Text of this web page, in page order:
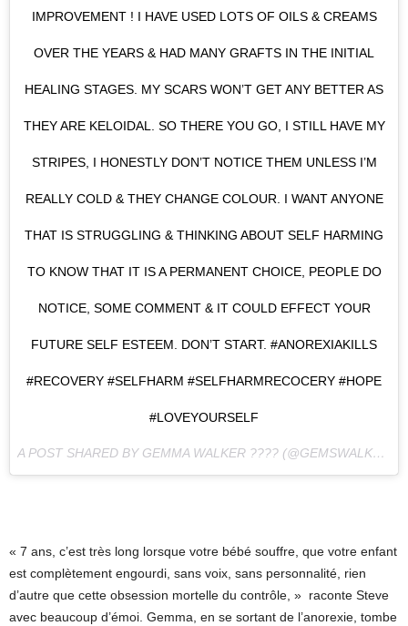
IMPROVEMENT ! I HAVE USED LOTS OF OILS & CREAMS
OVER THE YEARS & HAD MANY GRAFTS IN THE INITIAL
HEALING STAGES. MY SCARS WON’T GET ANY BETTER AS
THEY ARE KELOIDAL. SO THERE YOU GO, I STILL HAVE MY
STRIPES, I HONESTLY DON’T NOTICE THEM UNLESS I’M
REALLY COLD & THEY CHANGE COLOUR. I WANT ANYONE
THAT IS STRUGGLING & THINKING ABOUT SELF HARMING
TO KNOW THAT IT IS A PERMANENT CHOICE, PEOPLE DO
NOTICE, SOME COMMENT & IT COULD EFFECT YOUR
FUTURE SELF ESTEEM. DON’T START. #ANOREXIAKILLS
#RECOVERY #SELFHARM #SELFHARMRECOCERY #HOPE
#LOVEYOURSELF
A POST SHARED BY GEMMA WALKER ???? (@GEMSWALKER) ON
« 7 ans, c’est très long lorsque votre bébé souffre, que votre enfant
est complètement engourdi, sans voix, sans personnalité, rien
d’autre que cette obsession mortelle du contrôle, » raconte Steve
avec beaucoup d’émoi. Gemma, en se sortant de l’anorexie, tombe